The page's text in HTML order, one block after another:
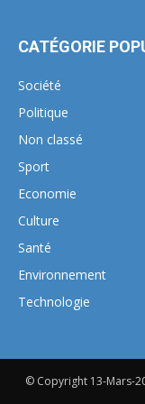
CATÉGORIE
Société
Politique
Non classé
Sport
Economie
Culture
Santé
Environnement
Technologie
© Copyright 13-Mars-